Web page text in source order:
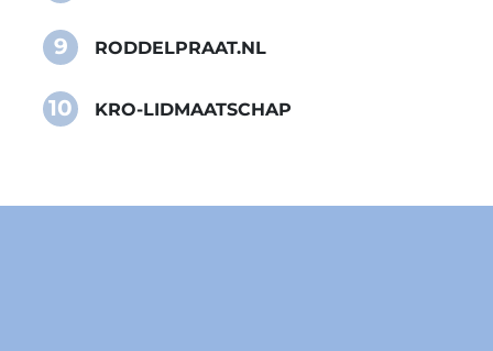
9 RODDELPRAAT.NL
10 KRO-LIDMAATSCHAP